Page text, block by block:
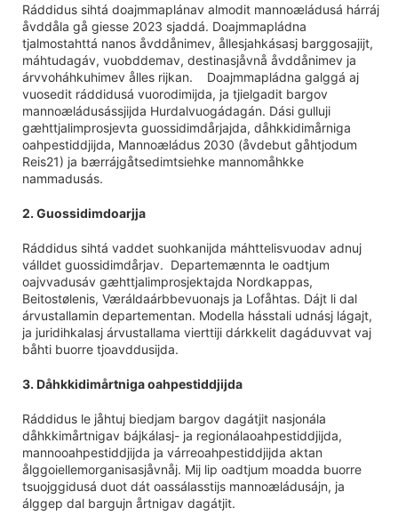
Ráddidus sihtá doajmmaplánav almodit mannoæládusá hárráj
åvddåla gå giesse 2023 sjaddá. Doajmmapládna
tjalmostahttá nanos åvddånimev, ållesjahkásasj barggosajijt,
máhtudagáv, vuobddemav, destinasjåvnå åvddånimev ja
árvvoháhkuhimev ålles rijkan. Doajmmapládna galggá aj
vuosedit ráddidusá vuorodimijda, ja tjielgadit bargov
mannoæládusássjijda Hurdalvuogádagán. Dási gulluji
gæhttjalimprosjevta guossidimdårjajda, dåhkkidimårniga
oahpestiddjijda, Mannoæládus 2030 (åvdebut gåhtjodum
Reis21) ja bærrájgåtsedimtsiehke mannomåhkke
nammadusás.
2. Guossidimdoarjja
Ráddidus sihtá vaddet suohkanijda máhttelisvuodav adnuj
válldet guossidimdårjav. Departemænnta le oadtjum
oajvvadusáv gæhttjalimprosjektajda Nordkappas,
Beitostølenis, Væráldaárbbevuonajs ja Lofåhtas. Dájt li dal
árvustallamin departementan. Modella hásstali udnásj lágajt,
ja juridihkalasj árvustallama vierttiji dárkkelit dagáduvvat vaj
båhti buorre tjoavddusijda.
3. Dåhkkidimårtniga oahpestiddjijda
Ráddidus le jåhtuj biedjam bargov dagátjit nasjonála
dåhkkimårtnigav bájkálasj- ja regionálaoahpestiddjijda,
mannooahpestiddjijda ja várreoahpestiddjijda aktan
ålggoiellemorganisasjåvnåj. Mij lip oadtjum moadda buorre
tsuojggidusá duot dát oassálasstijs mannoæládusájn, ja
álggep dal bargujn årtnigav dagátjit.